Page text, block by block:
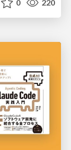
0 220